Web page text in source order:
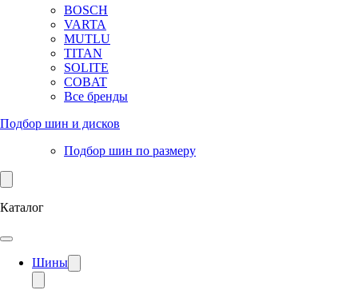
BOSCH
VARTA
MUTLU
TITAN
SOLITE
COBAT
Все бренды
Подбор шин и дисков
Подбор шин по размеру
Каталог
Шины